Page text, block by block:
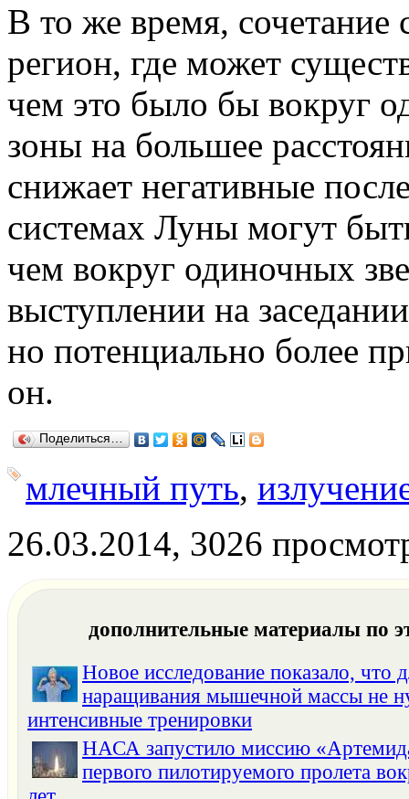
В то же время, сочетание
регион, где может
чем это было бы вокруг
зоны на большее
снижает негативные
системах Луны могут
чем вокруг одиночных
выступлении на
но потенциально более
он.
Поделиться…
млечный путь,
26.03.2014, 3026
дополнительные материалы по
Новое исследование показало, что
наращивания мышечной массы не
интенсивные тренировки
НАСА запустило миссию
первого пилотируемого пролета